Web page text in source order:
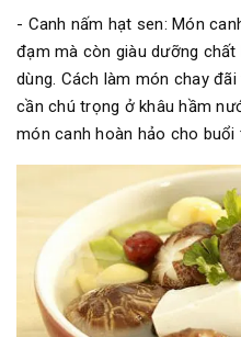
- Canh nấm hạt sen: Món
đạm mà còn giàu dưỡng
dùng. Cách làm món chay
cần chú trọng ở khâu hầm
món canh hoàn hảo cho buổi